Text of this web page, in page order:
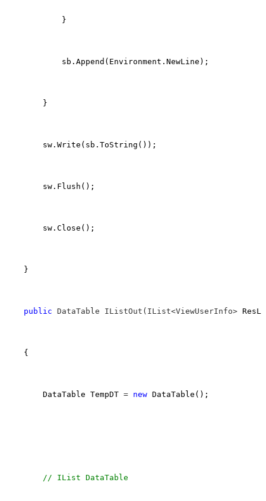
            }
            sb.Append(Environment.NewLine);
        }
        sw.Write(sb.ToString());
        sw.Flush();
        sw.Close();
    }
public DataTable IListOut(IList<ViewUserInfo>
    {
        DataTable TempDT
= new DataTable();
// IList DataTable